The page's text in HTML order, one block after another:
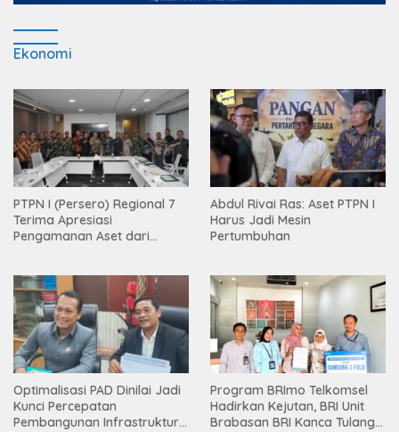
Ekonomi
PTPN I (Persero) Regional 7
Terima Apresiasi
Pengamanan Aset dari
Abdul Rivai Ras: Aset PTPN I
Harus Jadi Mesin
Pertumbuhan
Optimalisasi PAD Dinilai Jadi
Kunci Percepatan
Pembangunan Infrastruktur
Program BRImo Telkomsel
Hadirkan Kejutan, BRI Unit
Brabasan BRI Kanca Tulang